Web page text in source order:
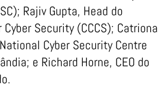
Rajiv Gupta, Head do
Security (CCCS); Catriona
Cyber Security Centre
e Richard Horne, CEO do